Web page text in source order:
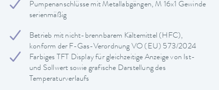
Pumpenanschlüsse mit Metallabgängen, M 16x1 Gewinde
serienmäßig
Betrieb mit nicht-brennbarem Kältemittel (HFC),
konform der F-Gas-Verordnung VO (EU) 573/2024
Farbiges TFT Display für gleichzeitige Anzeige von Ist-
und Sollwert sowie grafische Darstellung des
Temperaturverlaufs